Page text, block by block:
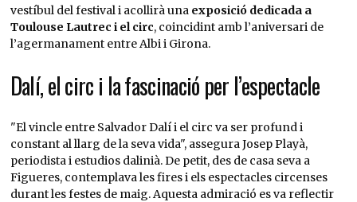
vestíbul del festival i acollirà una exposició dedicada a
Toulouse Lautrec i el circ, coincidint amb l’aniversari de
l’agermanament entre Albi i Girona.
Dalí, el circ i la fascinació per l’espectacle
"El vincle entre Salvador Dalí i el circ va ser profund i
constant al llarg de la seva vida", assegura Josep Playà,
periodista i estudios dalinià. De petit, des de casa seva a
Figueres, contemplava les fires i els espectacles circenses
durant les festes de maig. Aquesta admiració es va reflectir